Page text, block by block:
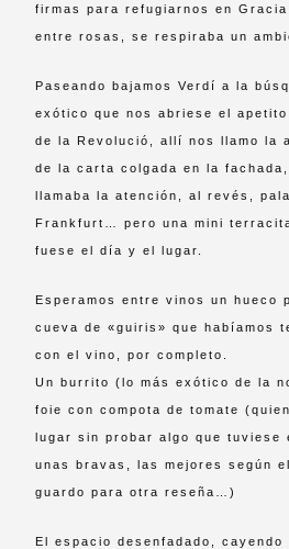
firmas para refugiarnos en
entre rosas, se respiraba un
Paseando bajamos Verdí a la
exótico que nos abriese el
de la Revolució, allí nos llamo la
de la carta colgada en la
llamaba la atención, al revés,
Frankfurt… pero una mini
fuese el día y el lugar.
Esperamos entre vinos un hueco
cueva de «guiris» que habíamos
con el vino, por completo.
Un burrito (lo más exótico de la
foie con compota de tomate
lugar sin probar algo que tuviese
unas bravas, las mejores según
guardo para otra reseña…)
El espacio desenfadado,